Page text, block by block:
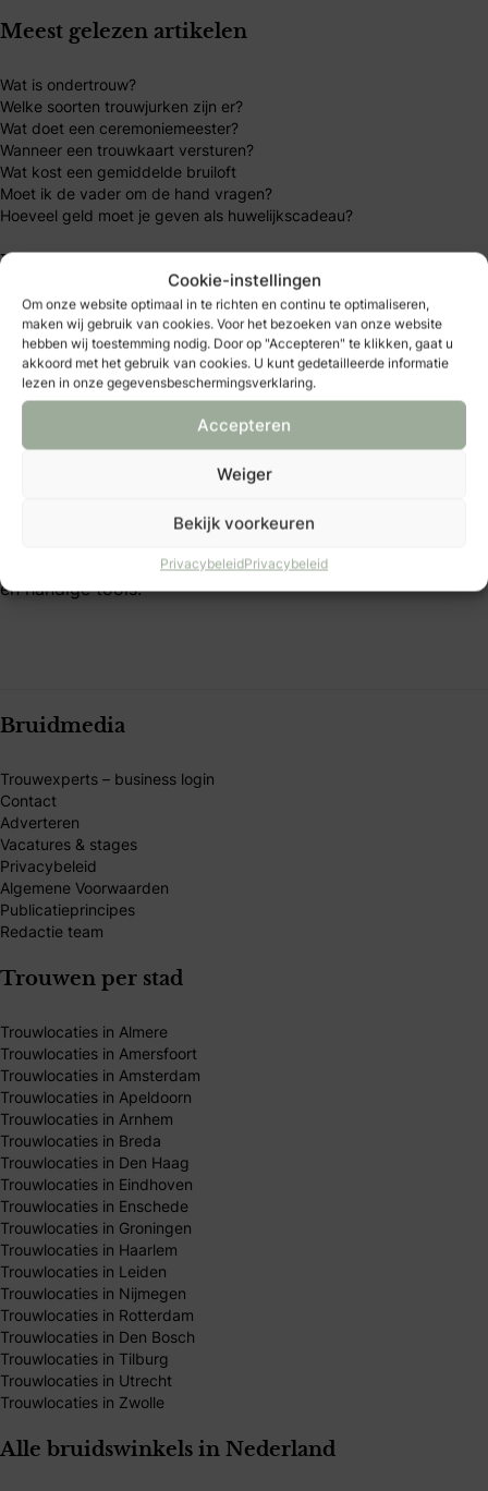
Cookie-instellingen
Om onze website optimaal in te richten en continu te optimaliseren,
maken wij gebruik van cookies. Voor het bezoeken van onze website
hebben wij toestemming nodig. Door op "Accepteren" te klikken, gaat u
akkoord met het gebruik van cookies. U kunt gedetailleerde informatie
lezen in onze gegevensbeschermingsverklaring.
Accepteren
Weiger
Bekijk voorkeuren
PrivacybeleidPrivacybeleid
Meest gelezen artikelen
Wat is ondertrouw?
Welke soorten trouwjurken zijn er?
Wat doet een ceremoniemeester?
Wanneer een trouwkaart versturen?
Wat kost een gemiddelde bruiloft
Moet ik de vader om de hand vragen?
Hoeveel geld moet je geven als huwelijkscadeau?
Mijn B&B Club
B&B Club – inloggen
B&B Club – registreren
B&B Club – voordelen
B&B Club – voorwaarden
Over Bruid & Bruidegom
Al 40 jaar dé plek voor bruidsparen die hun trouwdag
betrouwbare trouwexperts op één platform. Word B&B
Club-member en ontdek exclusieve voordelen, kortingen
en handige tools.
Bruidmedia
Trouwexperts – business login
Contact
Adverteren
Vacatures & stages
Privacybeleid
Algemene Voorwaarden
Publicatieprincipes
Redactie team
Trouwen per stad
Trouwlocaties in Almere
Trouwlocaties in Amersfoort
Trouwlocaties in Amsterdam
Trouwlocaties in Apeldoorn
Trouwlocaties in Arnhem
Trouwlocaties in Breda
Trouwlocaties in Den Haag
Trouwlocaties in Eindhoven
Trouwlocaties in Enschede
Trouwlocaties in Groningen
Trouwlocaties in Haarlem
Trouwlocaties in Leiden
Trouwlocaties in Nijmegen
Trouwlocaties in Rotterdam
Trouwlocaties in Den Bosch
Trouwlocaties in Tilburg
Trouwlocaties in Utrecht
Trouwlocaties in Zwolle
Alle bruidswinkels in Nederland